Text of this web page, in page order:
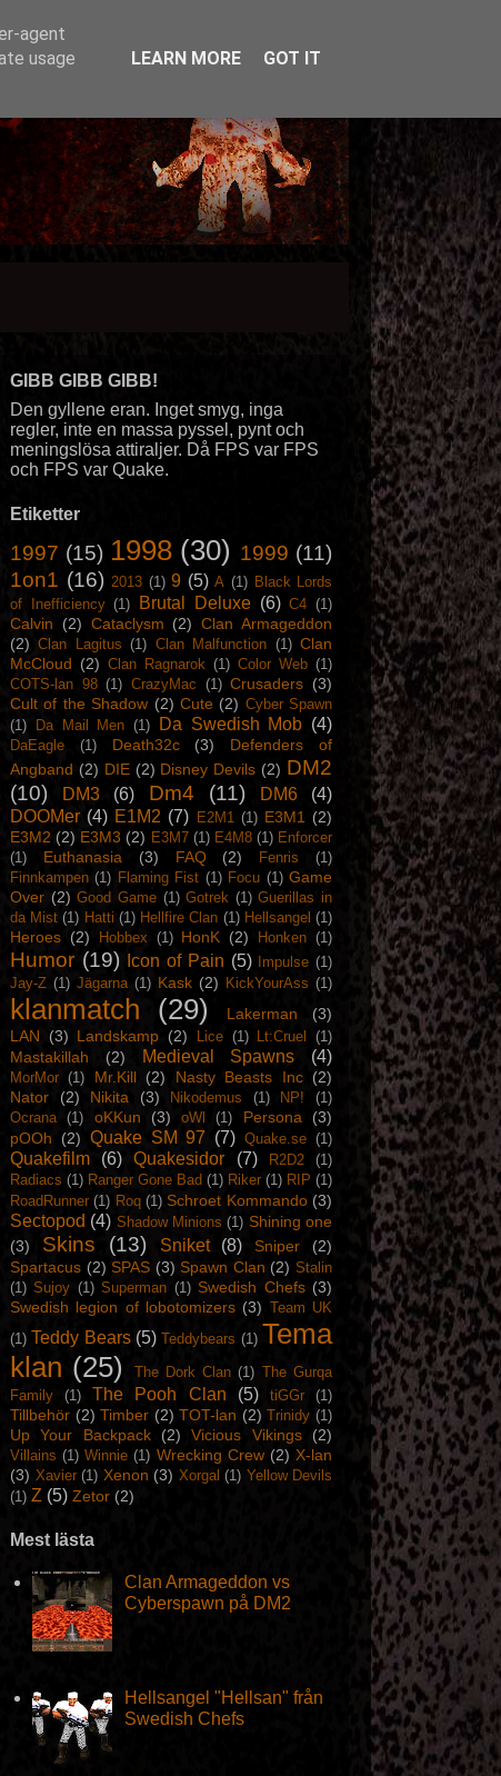
GIBB GIBB GIBB!
Den gyllene eran. Inget smyg, inga
regler, inte en massa pyssel, pynt och
meningslösa attiraljer. Då FPS var FPS
och FPS var Quake.
Etiketter
1997 (15) 1998 (30) 1999 (11)
1on1 (16) 2013 (1) 9 (5) A (1) Black Lords
of Inefficiency (1) Brutal Deluxe (6) C4 (1)
Calvin (2) Cataclysm (2) Clan Armageddon
(2) Clan Lagitus (1) Clan Malfunction (1) Clan
McCloud (2) Clan Ragnarok (1) Color Web (1)
COTS-lan 98 (1) CrazyMac (1) Crusaders (3)
Cult of the Shadow (2) Cute (2) Cyber Spawn
(1)
Da Mail Men (1) Da Swedish Mob (4)
DaEagle (1) Death32c (3)
Defenders of
Angband (2) DIE (2) Disney Devils (2) DM2
(10)
DM3 (6) Dm4 (11) DM6
(4)
DOOMer (4) E1M2 (7) E2M1 (1) E3M1
(2)
E3M2 (2) E3M3 (2) E3M7 (1) E4M8 (1) Enforcer
(1)
Euthanasia (3) FAQ (2) Fenris
(1)
Finnkampen (1) Flaming Fist (1) Focu (1) Game
Over (2) Good Game (1) Gotrek (1) Guerillas in
da Mist (1) Hatti (1) Hellfire Clan (1) Hellsangel (1)
Heroes (2) Hobbex (1) HonK (2) Honken (1)
Humor (19) Icon of Pain (5) Impulse (1)
Jay-Z (1) Jägarna (1) Kask (2) KickYourAss (1)
klanmatch (29) Lakerman
(3)
LAN (3) Landskamp (2) Lice (1) Lt:Cruel (1)
Mastakillah (2) Medieval Spawns (4)
MorMor (1) Mr.Kill (2) Nasty Beasts Inc (2)
Nator
(2) Nikita (3) Nikodemus (1) NP!
(1)
Ocrana
(1) oKKun (3) oWl (1) Persona
(3)
pOOh
(2) Quake SM 97 (7) Quake.se (1)
Quakefilm (6) Quakesidor (7) R2D2
(1)
Radiacs (1) Ranger Gone Bad (1) Riker (1) RIP (1)
RoadRunner (1) Roq (1) Schroet Kommando (3)
Sectopod (4) Shadow Minions (1) Shining one
(3)
Skins (13) Sniket (8) Sniper
(2)
Spartacus (2) SPAS (3) Spawn Clan (2) Stalin
(1) Sujoy (1) Superman (1) Swedish Chefs (3)
Swedish legion of lobotomizers (3) Team UK
(1) Teddy Bears (5) Teddybears (1) Tema
klan (25) The Dork Clan (1) The Gurqa
Family
(1) The Pooh Clan (5) tiGGr (1)
Tillbehör (2) Timber (2) TOT-lan (2) Trinidy (1)
Up Your Backpack (2) Vicious Vikings (2)
Villains (1) Winnie (1) Wrecking Crew (2) X-lan
(3) Xavier (1) Xenon (3) Xorgal (1) Yellow Devils
(1) Z (5) Zetor (2)
Mest lästa
Clan Armageddon vs
Cyberspawn på DM2
Hellsangel "Hellsan" från
Swedish Chefs
agent
usage
LEARN MORE GOT IT